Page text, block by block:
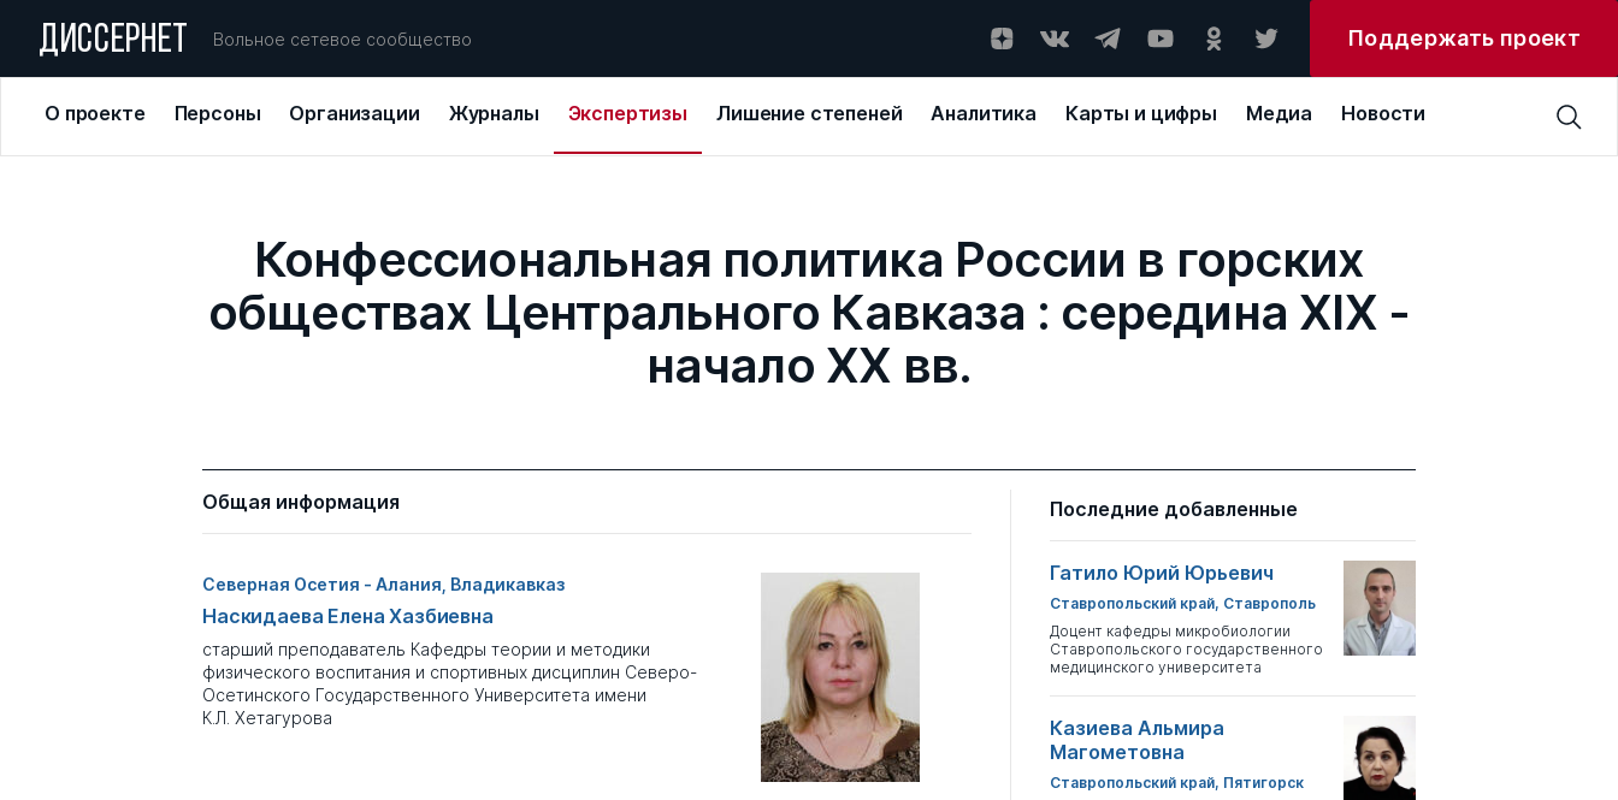
ДИССЕРНЕТ Вольное сетевое сообщество Поддержать проект
О проекте Персоны Организации Журналы Экспертизы Лишение степеней Аналитика Карты и цифры Медиа Новости
Конфессиональная политика России в горских
обществах Центрального Кавказа : середина XIX -
начало XX вв.
Общая информация
Северная Осетия - Алания, Владикавказ
Наскидаева Елена Хазбиевна
старший преподаватель Кафедры теории и методики
физического воспитания и спортивных дисциплин Северо-
Осетинского Государственного Университета имени
К.Л. Хетагурова
Последние добавленные
Гатило Юрий Юрьевич
Ставропольский край, Ставрополь
Доцент кафедры микробиологии
Ставропольского государственного
медицинского университета
Казиева Альмира
Магометовна
Ставропольский край, Пятигорск